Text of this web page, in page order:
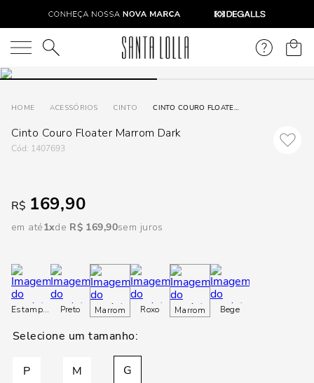
O que você está procurando?
ACESSÓRIOS CINTO CINTO COURO FLOATER MARROM DARK
Cinto Couro Floater Marrom Dark
: 1407693
R$ 169,90
em até1 R$ 169,90sem juros
Estampado Preto Marrom Roxo Marrom Bege
P M G